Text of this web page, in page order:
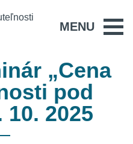
MENU
„Cena
pod
10. 2025